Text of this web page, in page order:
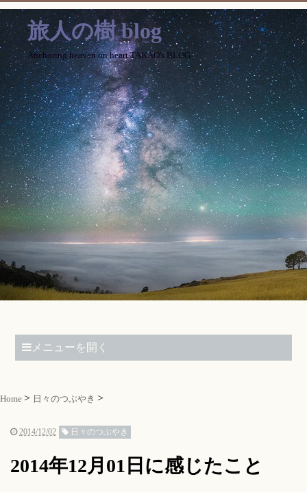
旅人の樹 blog
Anchoring heaven on heart TAKAO's BLOG
メニューを開く
Home 日々のつぶやき
2014/12/02 日々のつぶやき
2014年12月01日に感じたこと